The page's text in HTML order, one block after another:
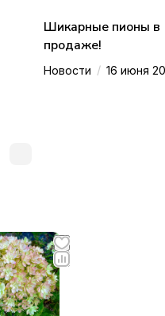
Шикарные пионы в
продаже!
Новости / 16 июня